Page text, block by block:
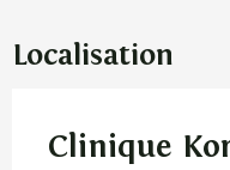
Localisation
Clinique